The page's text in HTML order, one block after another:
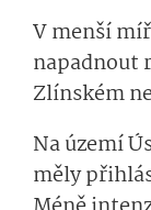
V menší
napadnout
Zlínském
Na území
měly